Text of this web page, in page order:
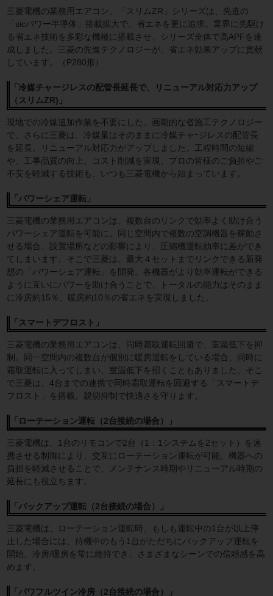
三菱電機の業務用エアコン、「スリムZR」シリーズは、先進の
「sicパワー半導体」搭載拡大で、省エネを更に追求。業界に先駆け
る省エネ技術を多彩な機種に搭載させ、シリーズ全体で高APFを達
成しました。三菱の先進テクノロジーが、省エネ効果アップに貢献
しています。（P280形）
「冷媒チャージレスの配管長延長で、リニューアル対応力アップ
（スリムZR)」
現地での冷媒追加作業を不要にした、画期的な省施工テクノロジー
で、さらに三菱は、冷媒量はそのままに冷媒チャｰジレスの配管長
を延長。リニューアル対応力がアップしました。工程時間の短縮
や、工事品質の向上、コスト削減を実現。プロの皆様のご負担やご
不安を軽減する技術も、いつも三菱電機から始まっています。
「パワーシェア運転」
三菱電機の業務用エアコンは、複数台のリンクで効率よく助け合う
パワーシェア運転を可能に。同じ空間内で複数の空調機器を稼動さ
せる場合、設置場所などの影響により、圧縮機運転効率に差ができ
てしまいます。そこで三菱は、最大４セットまでリンクできる新発
想の「パワーシェア運転」を開発。各機器がより効率運転ができる
ように互いにパワーを助け合うことで、トータルの能力はそのまま
に冷房約15％、暖房約10％の省エネを実現しました。
「スマートデフロスト」
三菱電機の業務用エアコンは、同時霜取運転回避で、室温低下を抑
制。同一空間内の複数台が個別に暖房運転をしている場合、同時に
霜取運転に入ってしまい、室温低下を招くこともありました。そこ
で三菱は、4台までの連携で同時霜取運転を回避する「スマートデ
フロスト」を搭載。親切抑制で快適さを守ります。
「ローテーション運転（2台接続の場合）」
三菱電機は、1台のリモコンで2台（1：1システムを2セット）を連
携させる制御により、交互にローテーション運転が可能。機器への
負担を軽減させることで、メンテナンス時期やリニューアル時期の
延長にも役立ちます。
「バックアップ運転（2台接続の場合）」
三菱電機は、ローテーション運転時、もしも運転中の1台が以上停
止した場合には、待機中のもう1台がただちにバックアップ運転を
開始。冷房/暖房を常に維持でき、さまざまなシーンでの信頼感を高
めます。
「パワフルツイン冷房（2台接続の場合）」